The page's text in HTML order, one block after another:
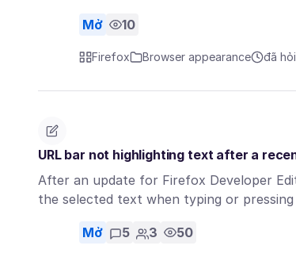
Mở 10
Firefox Browser appearance đã
URL bar not highlighting text after a
After an update for Firefox Developer
the selected text when typing or
Mở 5 3 50